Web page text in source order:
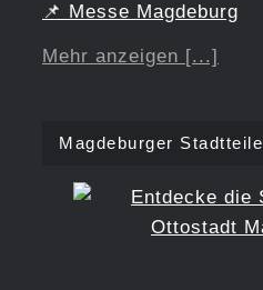
📌 Messe Magdeburg
Mehr anzeigen [...]
Magdeburger Stadtteile